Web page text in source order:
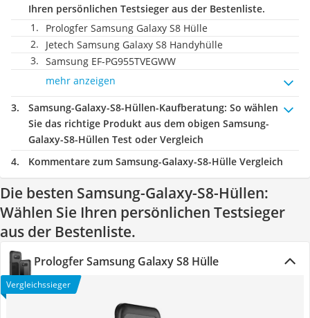
Ihren persönlichen Testsieger aus der Bestenliste.
Prologfer Samsung Galaxy S8 Hülle
Jetech Samsung Galaxy S8 Handyhülle
Samsung EF-PG955TVEGWW
mehr anzeigen
Samsung-Galaxy-S8-Hüllen-Kaufberatung: So wählen
Sie das richtige Produkt aus dem obigen Samsung-
Galaxy-S8-Hüllen Test oder Vergleich
Kommentare zum Samsung-Galaxy-S8-Hülle Vergleich
Die besten Samsung-Galaxy-S8-Hüllen:
Wählen Sie Ihren persönlichen Testsieger
aus der Bestenliste.
Prologfer Samsung Galaxy S8 Hülle
Vergleichssieger